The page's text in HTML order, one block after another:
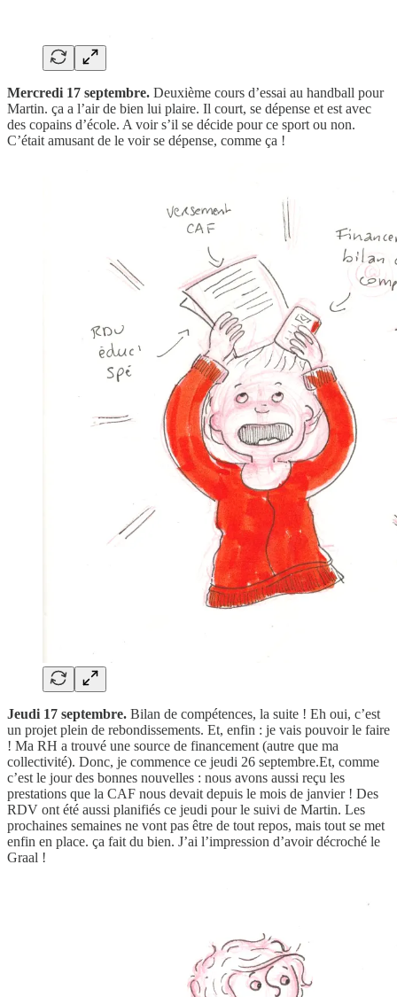
Mercredi 17 septembre. Deuxième cours d’essai au handball pour
Martin. ça a l’air de bien lui plaire. Il court, se dépense et est avec
des copains d’école. A voir s’il se décide pour ce sport ou non.
C’était amusant de le voir se dépense, comme ça !
Jeudi 17 septembre. Bilan de compétences, la suite ! Eh oui, c’est
un projet plein de rebondissements. Et, enfin : je vais pouvoir le faire
! Ma RH a trouvé une source de financement (autre que ma
collectivité). Donc, je commence ce jeudi 26 septembre.Et, comme
c’est le jour des bonnes nouvelles : nous avons aussi reçu les
prestations que la CAF nous devait depuis le mois de janvier ! Des
RDV ont été aussi planifiés ce jeudi pour le suivi de Martin. Les
prochaines semaines ne vont pas être de tout repos, mais tout se met
enfin en place. ça fait du bien. J’ai l’impression d’avoir décroché le
Graal !